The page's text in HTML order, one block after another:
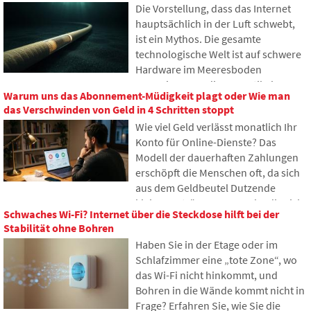
erhält Zugriff darauf? In diesem
Artikel betrachten wir, wie digitales
Erbe funktioniert, warum
Hinterbliebene mit den Daten
Probleme haben könnten und wie
Online-Spuren bringen kann.
Die Vorstellung, dass das Internet
hauptsächlich in der Luft schwebt,
ist ein Mythos. Die gesamte
technologische Welt ist auf schwere
Hardware im Meeresboden
angewiesen. In diesem Artikel
werden wir die Technologie der
Unterseekabel diskutieren. Sie
erfahren, wie Glasfasern
funktionieren, was das Verlegen von
Schiffen erfordert und wie sich die
Tiefen der Ozeane zu einem
geopolitischen Schlachtfeld
Warum uns das Abonnement-Müdigkeit plagt oder Wie man
das Verschwinden von Geld in 4 Schritten stoppt
Wie viel Geld verlässt monatlich Ihr
Konto für Online-Dienste? Das
Modell der dauerhaften Zahlungen
erschöpft die Menschen oft, da sich
aus dem Geldbeutel Dutzende
kleiner Beträge ansammeln, die sich
allmählich zu unerwartet hohen
stützen wir uns auf frische Daten aus
dem Jahr 2026, zeigen den enormen
Unterschied zwischen unseren
Schätzungen und der Realität und
Schwaches Wi-Fi? Internet über die Steckdose hilft bei der
Stabilität ohne Bohren
Haben Sie in der Etage oder im
Schlafzimmer eine „tote Zone“, wo
das Wi-Fi nicht hinkommt, und
Bohren in die Wände kommt nicht in
Frage? Erfahren Sie, wie Sie die